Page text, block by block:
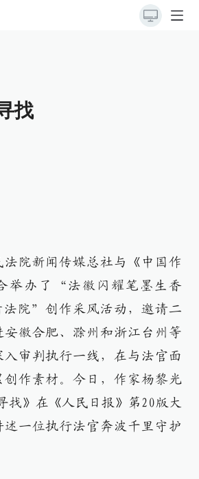
找
院新闻传媒总社与《中国作
举办了“法徽闪耀笔墨生香
院”创作采风活动，邀请二
安徽合肥、滁州和浙江台州等
审判执行一线，在与法官面
创作素材。今日，作家杨黎光
找》在《人民日报》第20版大
一位执行法官奔波千里守护